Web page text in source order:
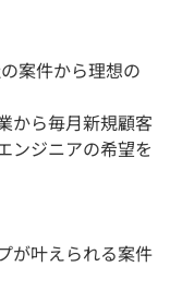
案件から理想の
から毎月新規顧客
ンジニアの希望を
が叶えられる案件